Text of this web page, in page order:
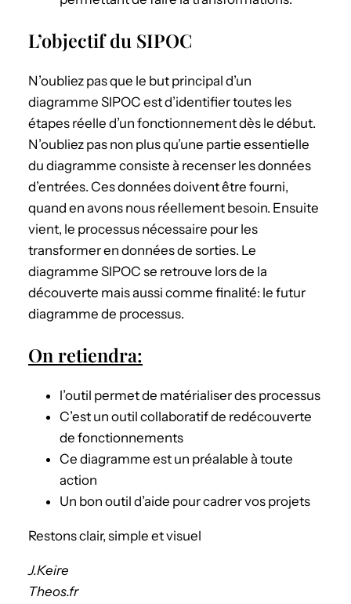
L’objectif du SIPOC
N’oubliez pas que le but principal d’un
diagramme SIPOC est d’identifier toutes les
étapes réelle d’un fonctionnement dès le début.
N’oubliez pas non plus qu’une partie essentielle
du diagramme consiste à recenser les données
d’entrées. Ces données doivent être fourni,
quand en avons nous réellement besoin. Ensuite
vient, le processus nécessaire pour les
transformer en données de sorties. Le
diagramme SIPOC se retrouve lors de la
découverte mais aussi comme finalité: le futur
diagramme de processus.
On retiendra:
l’outil permet de matérialiser des processus
C’est un outil collaboratif de redécouverte
de fonctionnements
Ce diagramme est un préalable à toute
action
Un bon outil d’aide pour cadrer vos projets
Restons clair, simple et visuel
J.Keire
Theos.fr